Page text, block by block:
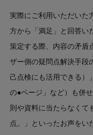
実際にご利用いただいた
方から「満足」と回答い
策定する際、内容の矛盾
ザー側の疑問点解決手段
己点検にも活用できる）
の●ページ」など）も併
則や資料に当たらなくて
点。」といったお声をい